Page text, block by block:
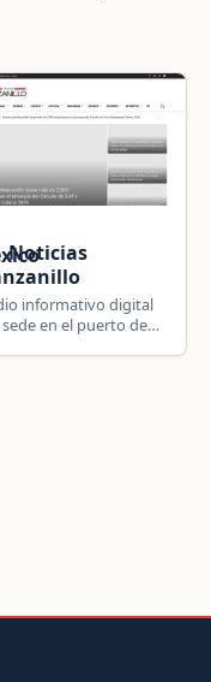
Noticias
informativo digital
en el puerto de